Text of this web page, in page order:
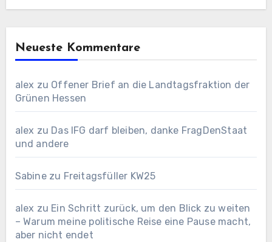
Neueste Kommentare
alex zu Offener Brief an die Landtagsfraktion der
Grünen Hessen
alex zu Das IFG darf bleiben, danke FragDenStaat
und andere
Sabinezu Freitagsfüller KW25
alex zu Ein Schritt zurück, um den Blick zu weiten
– Warum meine politische Reise eine Pause macht,
aber nicht endet